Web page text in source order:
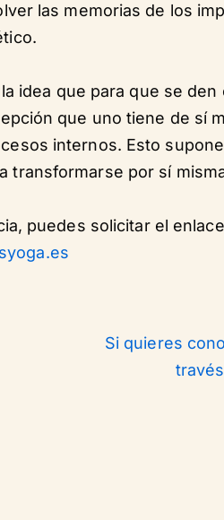
las memorias de los
idea que para que se
que uno tiene de sí
internos. Esto
transformarse por sí
puedes solicitar el
Si quieres